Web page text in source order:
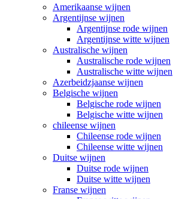
Amerikaanse wijnen
Argentijnse wijnen
Argentijnse rode wijnen
Argentijnse witte wijnen
Australische wijnen
Australische rode wijnen
Australische witte wijnen
Azerbeidzjaanse wijnen
Belgische wijnen
Belgische rode wijnen
Belgische witte wijnen
chileense wijnen
Chileense rode wijnen
Chileense witte wijnen
Duitse wijnen
Duitse rode wijnen
Duitse witte wijnen
Franse wijnen